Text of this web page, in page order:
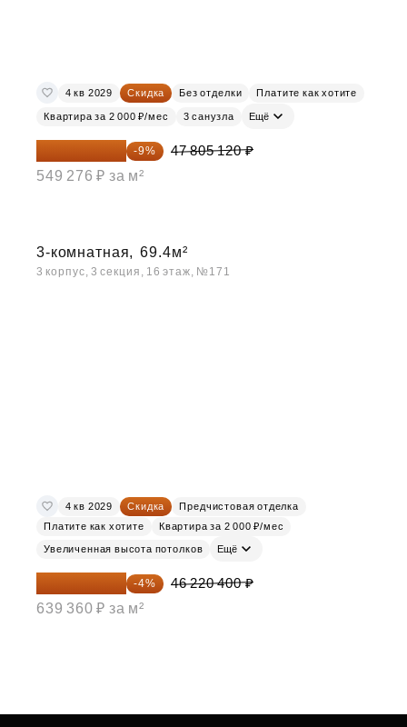
4 кв 2029 Скидка Без отделки Платите как хотите
Квартира за 2 000 ₽/мес 3 санузла Ещё
43 502 659 ₽ -9%
47 805 120 ₽
549 276 ₽ за м²
3-комнатная, 69.4м²
3 корпус, 3 секция, 16 этаж, №171
4 кв 2029 Скидка
Предчистовая отделка
Платите как хотите
Квартира за 2 000 ₽/мес
Увеличенная высота потолков Ещё
44 371 584 ₽ -4%
46 220 400 ₽
639 360 ₽ за м²